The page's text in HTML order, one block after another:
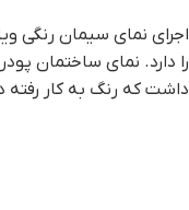
اجرای نمای سیمان رنگی
را دارد. نماي ساختمان
داشت که رنگ به کار رفته